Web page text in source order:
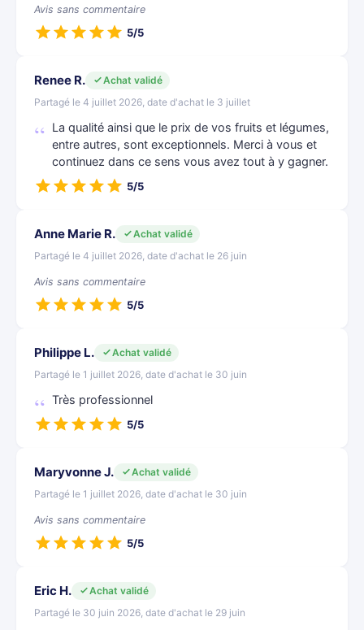
Avis sans commentaire
5/5
Renee R.
Achat validé
Partagé le 4 juillet 2026, date d'achat le 3 juillet
La qualité ainsi que le prix de vos fruits et légumes,
entre autres, sont exceptionnels. Merci à vous et
continuez dans ce sens vous avez tout à y gagner.
5/5
Anne Marie R.
Achat validé
Partagé le 4 juillet 2026, date d'achat le 26 juin
Avis sans commentaire
5/5
Philippe L.
Achat validé
Partagé le 1 juillet 2026, date d'achat le 30 juin
Très professionnel
5/5
Maryvonne J.
Achat validé
Partagé le 1 juillet 2026, date d'achat le 30 juin
Avis sans commentaire
5/5
Eric H.
Achat validé
Partagé le 30 juin 2026, date d'achat le 29 juin